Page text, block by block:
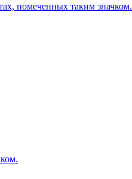
помеченных таким значком.